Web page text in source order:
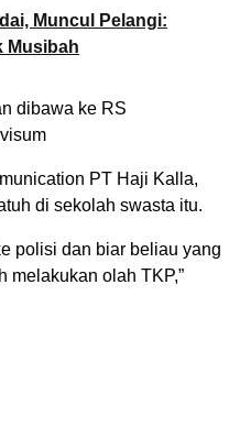
Muncul Pelangi:
Musibah
dibawa ke RS
PT Haji Kalla,
di sekolah swasta itu.
polisi dan biar beliau yang
melakukan olah TKP,”